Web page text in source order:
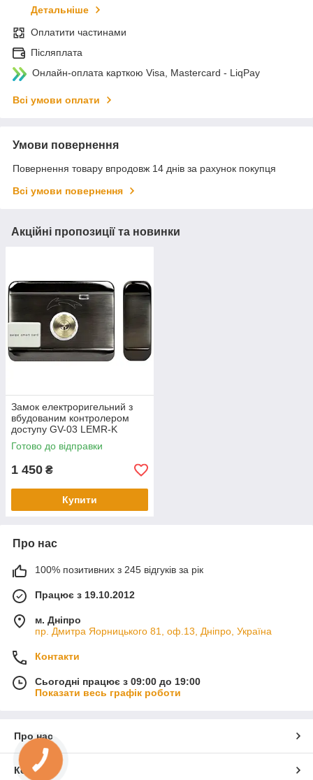
Детальніше
Оплатити частинами
Післяплата
Онлайн-оплата карткою Visa, Mastercard - LiqPay
Всі умови оплати
Умови повернення
Повернення товару впродовж 14 днів за рахунок покупця
Всі умови повернення
Акційні пропозиції та новинки
Замок електроригельний з
вбудованим контролером
доступу GV-03 LEMR-K
Готово до відправки
1 450 ₴
Купити
Про нас
100% позитивних з 245 відгуків за рік
Працює з 19.10.2012
м. Дніпро
пр. Дмитра Яорницького 81, оф.13, Дніпро, Україна
Контакти
Сьогодні працює з 09:00 до 19:00
Показати весь графік роботи
Про нас
Контакти
КНОПКА
ЗВ'ЯЗКУ